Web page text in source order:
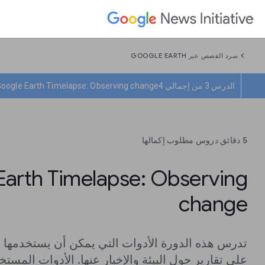
chevron_left سرد القصص عبر GOOGLE EARTH
الدرس 3 من إجمالي 4 Earth Timelapse: Observing change
5 دقائق دروس مطلوب إكمالها
Timelapse: Observing
change
تدرس هذه الدورة الأدوات التي يمكن أن يستخدمها
على تقارير حول البيئة والإخبار عنها. الأدوات